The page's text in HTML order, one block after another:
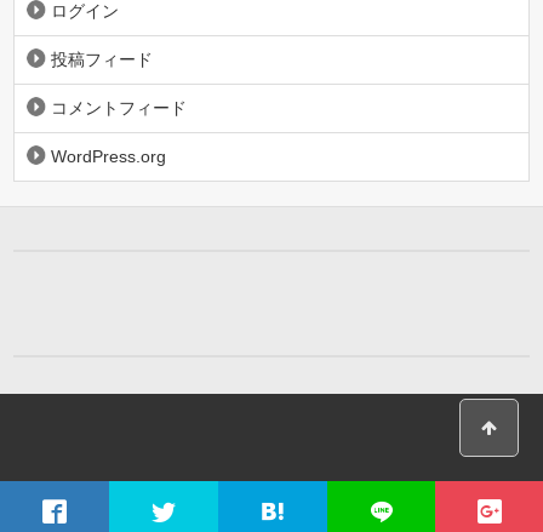
ログイン
投稿フィード
コメントフィード
WordPress.org